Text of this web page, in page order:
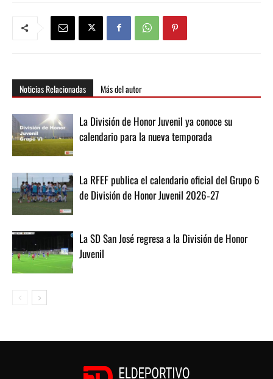
Noticias Relacionadas Más del autor
La División de Honor Juvenil ya conoce su
calendario para la nueva temporada
La RFEF publica el calendario oficial del Grupo 6
de División de Honor Juvenil 2026‑27
La SD San José regresa a la División de Honor
Juvenil